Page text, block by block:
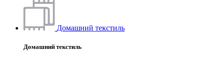
Домашний текстиль
Домашний текстиль